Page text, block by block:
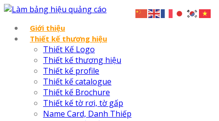
Giới thiệu
Thiết kế thương hiệu
Thiết Kế Logo
Thiết kế thương hiệu
Thiết kế profile
Thiết kế catalogue
Thiết kế Brochure
Thiết kế tờ rơi, tờ gấp
Name Card, Danh Thiếp